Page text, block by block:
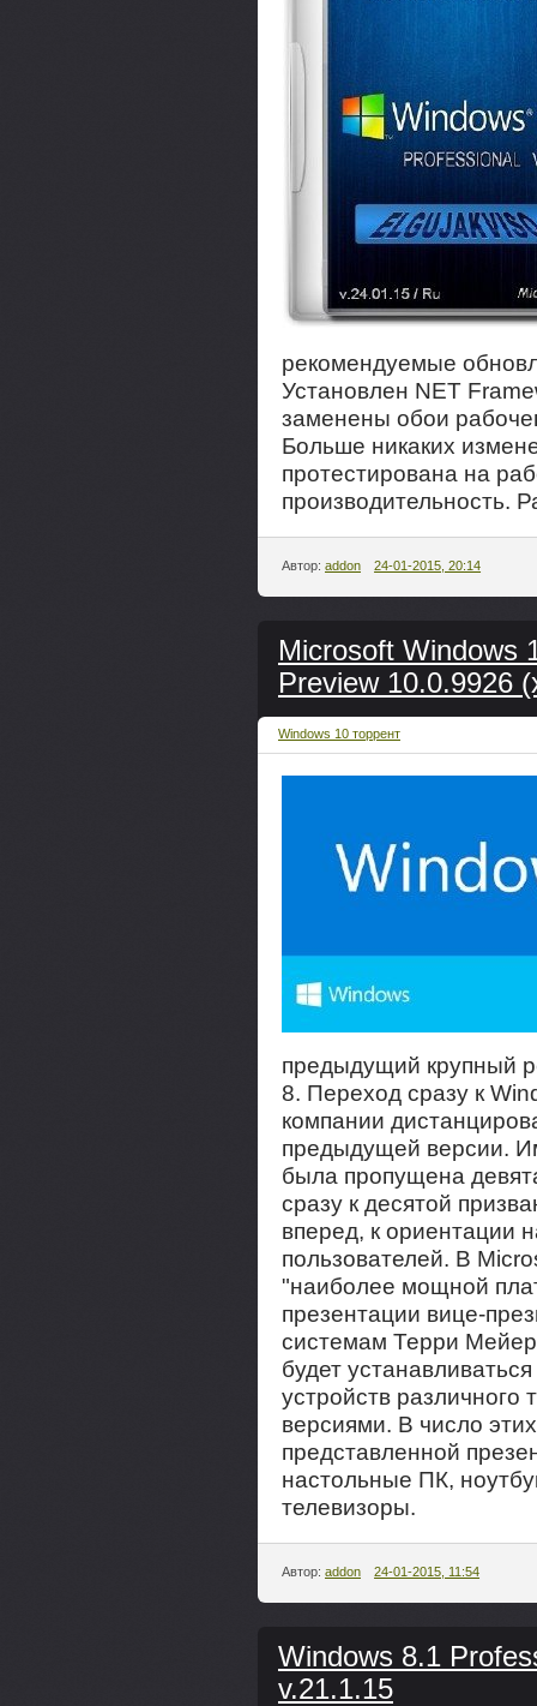
рекомендуемые
Установлен NET
заменены обои
Больше никаких
протестирована на
производительность.
Автор: addon 24-01-2015, 20:14
Microsoft Windows
Preview 10.0.9926
Windows 10 торрент
предыдущий крупный
8. Переход сразу к
компании
предыдущей версии.
была пропущена
сразу к десятой
вперед, к ориентации
пользователей. В
"наиболее мощной
презентации вице-
системам Терри
будет
устройств
версиями. В число
представленной
настольные ПК,
телевизоры.
Автор: addon 24-01-2015, 11:54
Windows 8.1
v.21.1.15